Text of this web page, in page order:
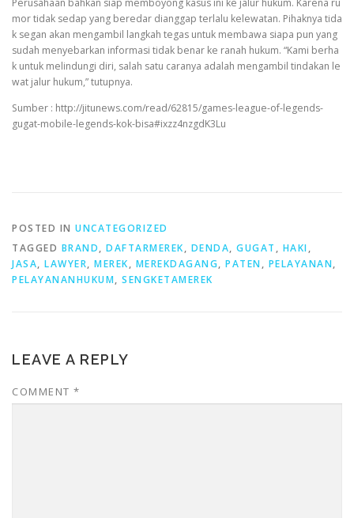
mor tidak sedap yang beredar dianggap terlalu kelewatan. Pihaknya tida
k segan akan mengambil langkah tegas untuk membawa siapa pun yang
sudah menyebarkan informasi tidak benar ke ranah hukum. “Kami berha
k untuk melindungi diri, salah satu caranya adalah mengambil tindakan le
wat jalur hukum,” tutupnya.
Sumber : http://jitunews.com/read/62815/games-league-of-legends-
gugat-mobile-legends-kok-bisa#ixzz4nzgdK3Lu
POSTED IN UNCATEGORIZED
TAGGED BRAND, DAFTARMEREK, DENDA, GUGAT , HAKI,
JASA, LAWYER, MEREK, MEREKDAGANG, PATEN, PELAYANAN,
PELAYANANHUKUM, SENGKETAMEREK
LEAVE A REPLY
COMMENT *